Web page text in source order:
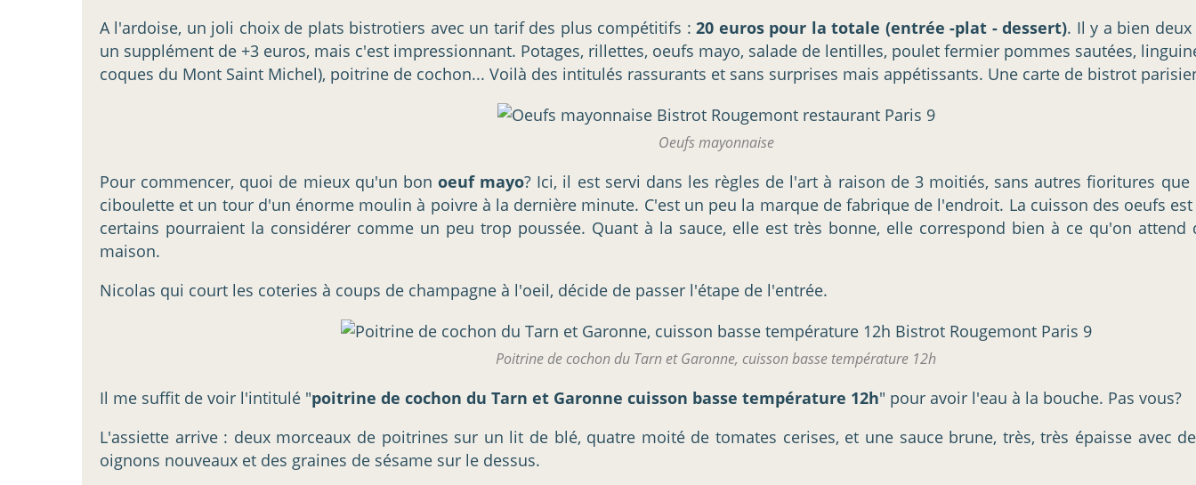
A l'ardoise, un joli choix de plats bistrotiers avec un tarif des plus compétitifs :20 euros pour la totale (entrée -plat - dessert). Il y a bien
un supplément de +3 euros, mais c'est impressionnant. Potages, rillettes, oeufs mayo, salade de lentilles, poulet fermier pommes sautées,
coques du Mont Saint Michel), poitrine de cochon... Voilà des intitulés rassurants et sans surprises mais appétissants. Une carte de bistrot
Oeufs mayonnaise
Pour commencer, quoi de mieux qu'un bon oeuf mayo? Ici, il est servi dans les règles de l'art à raison de 3 moitiés, sans autres fioritures
ciboulette et un tour d'un énorme moulin à poivre à la dernière minute. C'est un peu la marque de fabrique de l'endroit. La cuisson des oeufs
certains pourraient la considérer comme un peu trop poussée. Quant à la sauce, elle est très bonne, elle correspond bien à ce qu'on attend
maison.
Nicolas qui court les coteries à coups de champagne à l'oeil, décide de passer l'étape de l'entrée.
Poitrine de cochon du Tarn et Garonne, cuisson basse température 12h
Il me suffit de voir l'intitulé "poitrine de cochon du Tarn et Garonne cuisson basse température 12h" pour avoir l'eau à la bouche. Pas vous?
L'assiette arrive : deux morceaux de poitrines sur un lit de blé, quatre moité de tomates cerises, et une sauce brune, très, très épaisse avec
oignons nouveaux et des graines de sésame sur le dessus.